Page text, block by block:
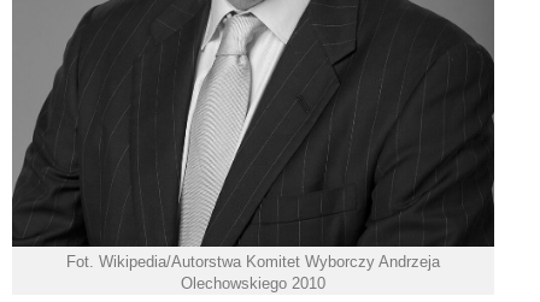
Fot. Wikipedia/Autorstwa Komitet Wyborczy Andrzeja
Olechowskiego 2010